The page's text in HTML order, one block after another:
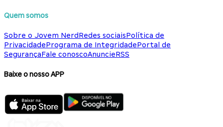
Quem somos
Sobre o Jovem NerdRedes sociaisPolítica de
PrivacidadePrograma de IntegridadePortal de
SegurançaFale conoscoAnuncieRSS
Baixe o nosso APP